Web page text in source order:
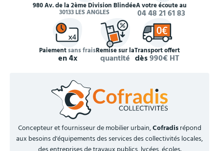
980 Av. de la 2ème Division Blindée
30133 LES ANGLES
À votre écoute au
04 48 21 61 83
Paiementsans frais
en 4x
Remise sur la
quantité
Transport offert
dès990€ HT
Concepteur et fournisseur de mobilier urbain,Cofradisrépond
aux besoins d'équipements des services des collectivités locales,